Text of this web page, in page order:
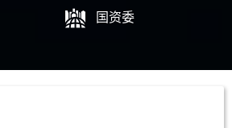
国资委